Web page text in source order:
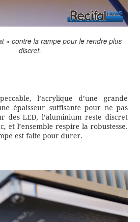
» contre la rampe pour le rendre plus
discret.
l’acrylique d’une grande
épaisseur suffisante pour ne pas
des LED, l’aluminium reste discret
et l’ensemble respire la robustesse.
est faite pour durer.